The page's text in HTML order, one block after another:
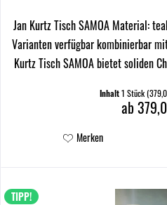
Jan Kurtz Tisch SAMOA Material:
Varianten verfügbar kombinierbar
Kurtz Tisch SAMOA bietet soliden
Inhalt1 Stück
ab
Merken
TIPP!